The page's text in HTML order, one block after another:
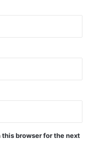
browser for the next